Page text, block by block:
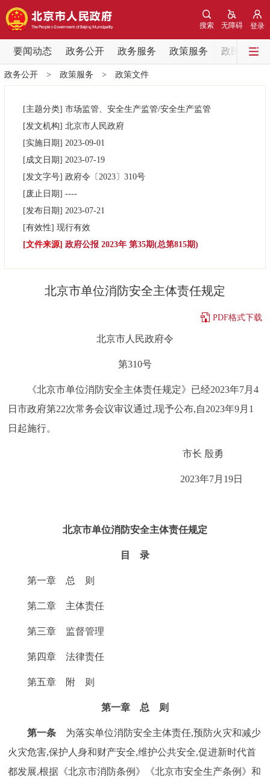
登录
无障碍
搜索
要闻动态 政务公开 政务服务 政策服务 政民互动
要闻动态
党中央精神 国务院信息
北京要闻 会议信息 部门动态
政务公开
市领导
政策兑现 政策解读
决策公开 专题公开
法人服务
便民服务 利企服务 投资项目
我要建议
北京概况
FRANÇAIS
ESPAÑOL العربية PORTUGUÊS
政务公开> 政策服务 > 政策文件
[主题分类] 市场监管、安全生产监管/安全生产监管
[发文机构] 北京市人民政府
[实施日期] 2023-09-01
[成文日期] 2023-07-19
[发文字号] 政府令 〔2023〕 310号
[废止日期] ----
[发布日期] 2023-07-21
[有效性] 现行有效
[文件来源] 政府公报 2023年 第35期(总第815期)
北京市单位消防安全主体责任规定
PDF格式下载
北京市人民政府令
第310号
《北京市单位消防安全主体责任规定》已经2023年7月4
日市政府第22次常务会议审议通过,现予公布,自2023年9月1
日起施行。
市长 殷勇
2023年7月19日
北京市单位消防安全主体责任规定
目 录
第一章 总 则
第二章 主体责任
第三章 监督管理
第四章 法律责任
第五章 附 则
第一章 总 则
第一条 为落实单位消防安全主体责任,预防火灾和减少
火灾危害,保护人身和财产安全,维护公共安全,促进新时代首
都发展,根据《北京市消防条例》《北京市安全生产条例》和